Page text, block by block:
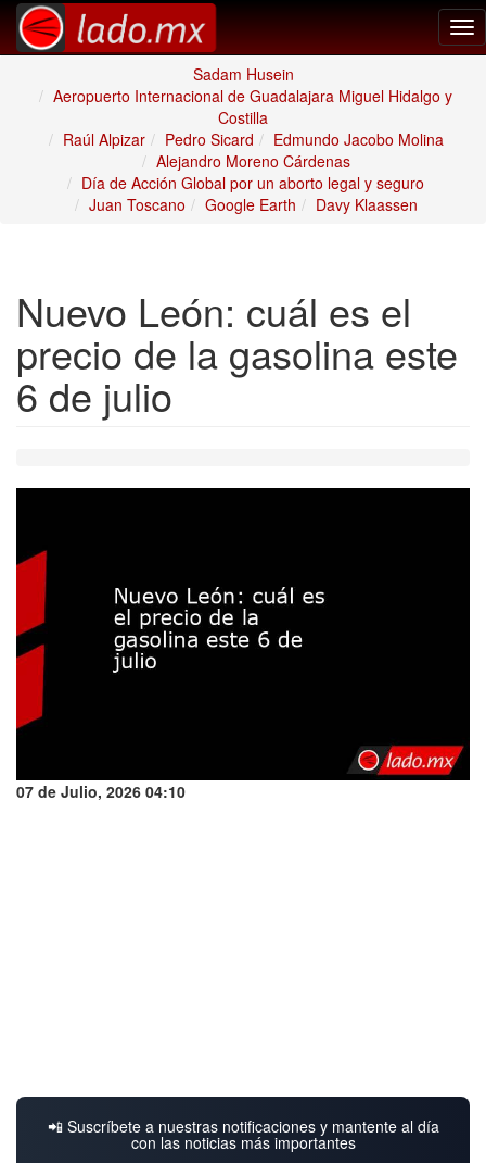
Sadam Husein
Aeropuerto Internacional de Guadalajara Miguel Hidalgo y
Costilla
Raúl Alpizar
Pedro Sicard
Edmundo Jacobo Molina
Alejandro Moreno Cárdenas
Día de Acción Global por un aborto legal y seguro
Juan Toscano
Google Earth Davy Klaassen
Nuevo León: cuál es el
precio de la gasolina este
6 de julio
07 de Julio, 2026 04:10
📲 Suscríbete a nuestras notificaciones y mantente al día
con las noticias más importantes